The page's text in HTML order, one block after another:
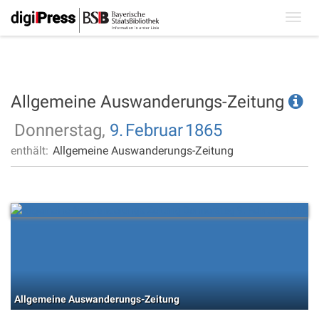
Allgemeine Auswanderungs-Zeitung
Donnerstag, 9. Februar1865
enthält: Allgemeine Auswanderungs-Zeitung
Allgemeine Auswanderungs-Zeitung